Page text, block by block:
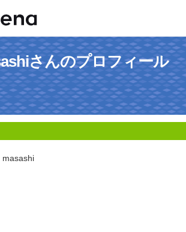
さんのプロフィール
masashi